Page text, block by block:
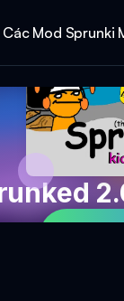
Các Mod Sprunki